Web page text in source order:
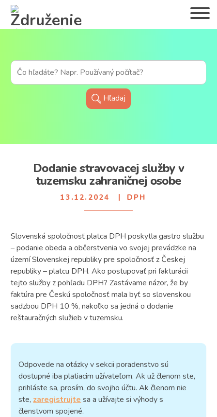
content
Hľadaj
Dodanie stravovacej služby v
tuzemsku zahraničnej osobe
13.12.2024 DPH
Slovenská spoločnosť platca DPH poskytla gastro službu
– podanie obeda a občerstvenia vo svojej prevádzke na
území Slovenskej republiky pre spoločnosť z Českej
republiky – platcu DPH. Ako postupovať pri fakturácii
tejto služby z pohľadu DPH? Zastávame názor, že by
faktúra pre Českú spoločnosť mala byť so slovenskou
sadzbou DPH 10 %, nakoľko sa jedná o dodanie
reštauračných služieb v tuzemsku.
Odpovede na otázky v sekcii poradenstvo sú
dostupné iba platiacim užívateľom. Ak už členom ste,
prihláste sa, prosím, do svojho účtu. Ak členom nie
ste, zaregistrujte sa a užívajte si výhody s
členstvom spojené.